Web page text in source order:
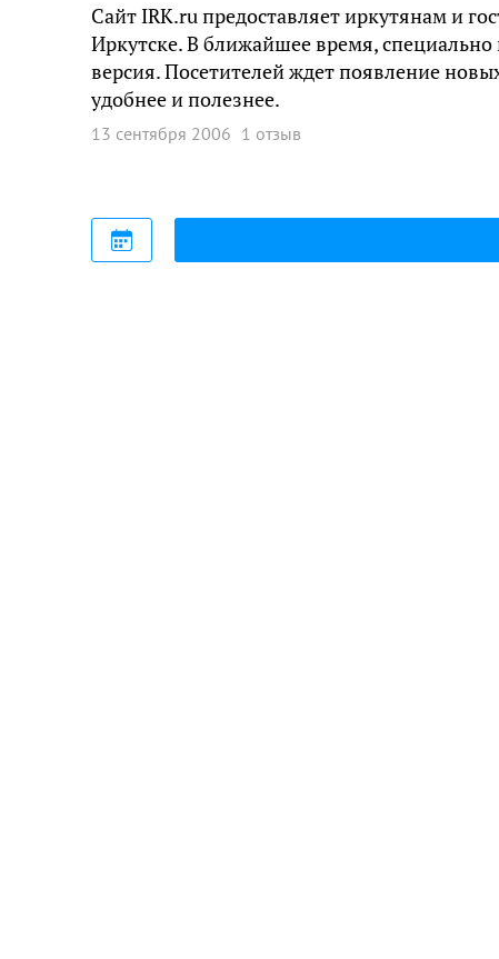
Сайт IRK.ru предоставляет иркутянам и
Иркутске. В ближайшее время,
версия. Посетителей ждет появление
удобнее и полезнее.
13 сентября 2006 1 отзыв